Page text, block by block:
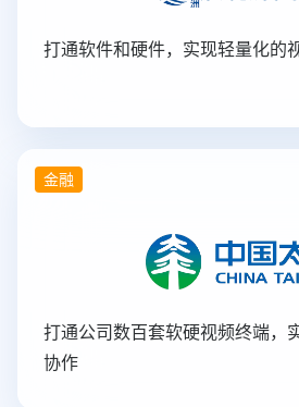
打通软件和硬件，实现轻量化的
金融
打通公司数百套软硬视频终端，
协作